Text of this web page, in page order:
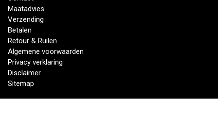
Maatadvies
Verzending
Betalen
Retour & Ruilen
Algemene voorwaarden
Privacy verklaring
Disclaimer
Sitemap